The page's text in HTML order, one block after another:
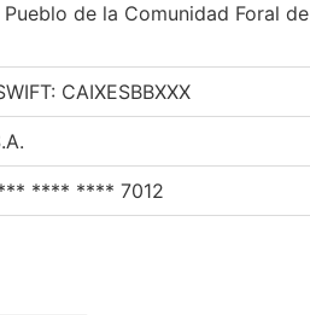
de la Comunidad Foral de
CAIXESBBXXX
**** **** 7012